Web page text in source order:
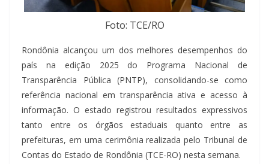
Foto: TCE/RO
Rondônia alcançou um dos melhores desempenhos do
país na edição 2025 do Programa Nacional de
Transparência Pública (PNTP), consolidando-se como
referência nacional em transparência ativa e acesso à
informação. O estado registrou resultados expressivos
tanto entre os órgãos estaduais quanto entre as
prefeituras, em uma cerimônia realizada pelo Tribunal de
Contas do Estado de Rondônia (TCE-RO) nesta semana.